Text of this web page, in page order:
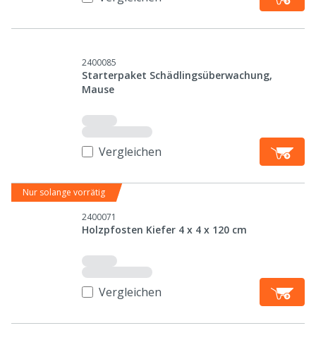
2400085
Starterpaket Schädlingsüberwachung,
Mause
Vergleichen
Nur solange vorrätig
2400071
Holzpfosten Kiefer 4 x 4 x 120 cm
Vergleichen